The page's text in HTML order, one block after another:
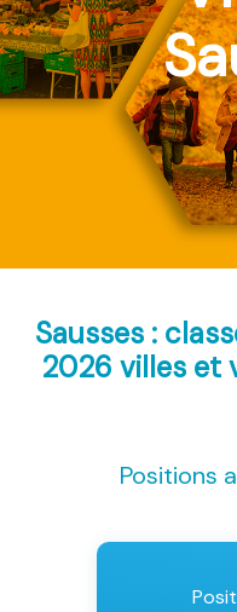
Sausses :
2026 villes et
Positions